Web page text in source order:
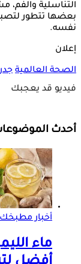
التناسلية والفم،
بعضها تتطور
نفسه.
إعلان
الصحة العالمية
فيديو قد يعجبك
أحدث
أخبار
ماء